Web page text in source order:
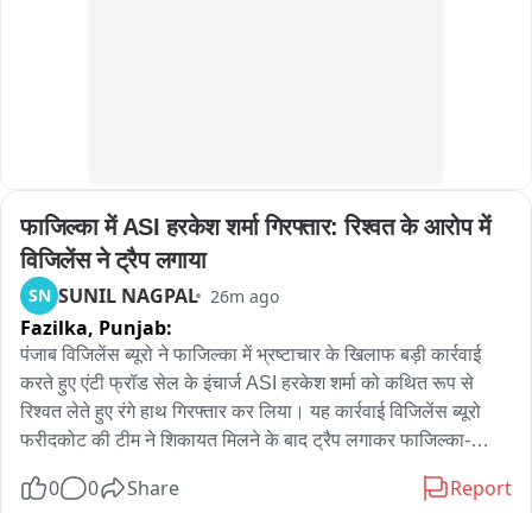
फाजिल्का में ASI हरकेश शर्मा गिरफ्तार: रिश्वत के आरोप में
विजिलेंस ने ट्रैप लगाया
SN SUNIL NAGPAL 26m ago
Fazilka, Punjab:
पंजाब विजिलेंस ब्यूरो ने फाजिल्का में भ्रष्टाचार के खिलाफ बड़ी कार्रवाई
करते हुए एंटी फ्रॉड सेल के इंचार्ज ASI हरकेश शर्मा को कथित रूप से
रिश्वत लेते हुए रंगे हाथ गिरफ्तार कर लिया। यह कार्रवाई विजिलेंस ब्यूरो
फरीदकोट की टीम ने शिकायत मिलने के बाद ट्रैप लगाकर फाजिल्का-
पास दो पक्षों के बीच करीब 11-12 लाख रुपये के लेनदेन का मामला पहुंचा
0 0 Share Report